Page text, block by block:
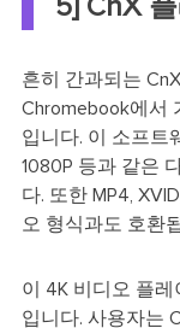
5] CnX
흔히 간과되는
Chromebook에서
입니다. 이 소프트
1080P 등과 같은
다. 또한 MP4,
오 형식과도 호환
이 4K 비디오 플
입니다. 사용자는